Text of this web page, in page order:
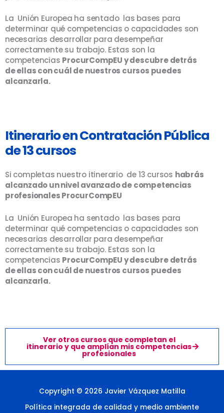
La Unión Europea ha sentado las bases para
determinar qué competencias o capacidades son
necesarias desarrollar para desempeñar
correctamente su trabajo. Estas son la
competencias ProcurCompEU y descubre detrás
de ellas con cuál de nuestros cursos puedes
alcanzarla.
Itinerario en Contratación Pública
de 13 cursos
Si completas nuestro itinerario de 13 cursos habrás
alcanzado un nivel avanzado de competencias
profesionales ProcurCompEU
La Unión Europea ha sentado las bases para
determinar qué competencias o capacidades son
necesarias desarrollar para desempeñar
correctamente su trabajo. Estas son la
competencias ProcurCompEU y descubre detrás
de ellas con cuál de nuestros cursos puedes
alcanzarla.
Ver otros cursos que completan el
itinerario y que amplían mis competencias
profesionales
Copyright © 2026 Javier Vázquez Matilla
Política integrada de calidad y medio ambiente